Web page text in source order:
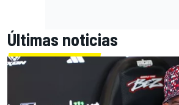
Últimas noticias